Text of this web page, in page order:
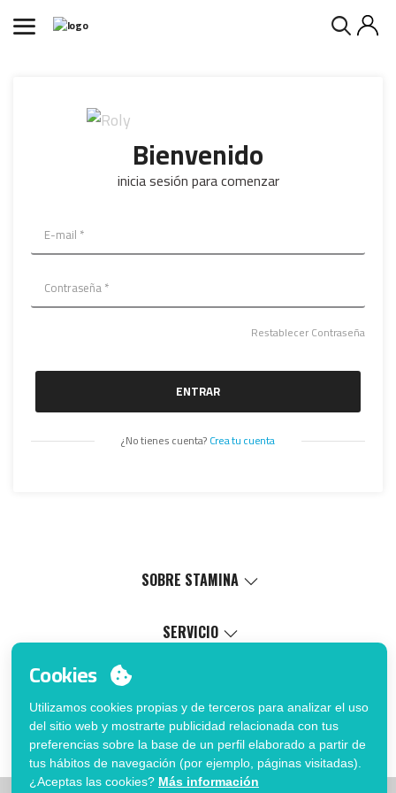
Bienvenido
inicia sesión para comenzar
Restablecer Contraseña
ENTRAR
¿No tienes cuenta?Crea tu cuenta
SOBRE STAMINA
Causa social
Certificaciones
Política de Gestión Interna
SERVICIO
FAQ
Fé de erratas catálogo
Inicia sesión
¿Quieres ser cliente?
Contacto
Cookies
Utilizamos cookies propias y de terceros para analizar el uso
del sitio web y mostrarte publicidad relacionada con tus
preferencias sobre la base de un perfil elaborado a partir de
tus hábitos de navegación (por ejemplo, páginas visitadas).
¿Aceptas las cookies? Más información